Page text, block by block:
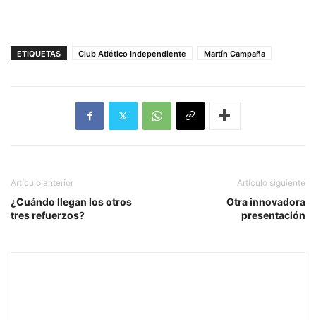
ETIQUETAS Club Atlético Independiente Martín Campaña
Artículo anterior
¿Cuándo llegan los otros
tres refuerzos?
Artículo siguiente
Otra innovadora
presentación